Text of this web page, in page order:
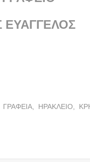
ΕΥΑΓΓΕΛΟΣ
ΓΡΑΦΕΙΑ, ΗΡΑΚΛΕΙΟ,